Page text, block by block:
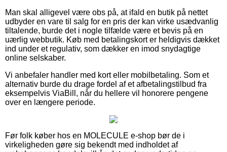
Man skal alligevel være obs på, at ifald en butik på nettet
udbyder en vare til salg for en pris der kan virke usædvanlig
tiltalende, burde det i nogle tilfælde være et bevis på en
uærlig webbutik. Køb med betalingskort er heldigvis dækket
ind under et regulativ, som dækker en imod snydagtige
online selskaber.
Vi anbefaler handler med kort eller mobilbetaling. Som et
alternativ burde du drage fordel af et afbetalingstilbud fra
eksempelvis ViaBill, når du hellere vil honorere pengene
over en længere periode.
Før folk køber hos en MOLECULE e-shop bør de i
virkeligheden gøre sig bekendt med indholdet af